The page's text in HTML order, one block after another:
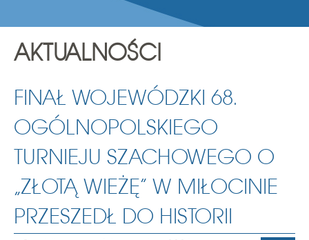
AKTUALNOŚCI
FINAŁ WOJEWÓDZKI 68.
OGÓLNOPOLSKIEGO
TURNIEJU SZACHOWEGO O
„ZŁOTĄ WIEŻĘ” W MIŁOCINIE
PRZESZEDŁ DO HISTORII